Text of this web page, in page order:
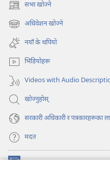
सभा खोज्ने
(ब्राउजरको
अर्को
ट्याबमा
नयाँ
पृष्ठ
खुल्नेछ)
अधिवेशन खोज्ने
(ब्राउजरको
अर्को
ट्याबमा
नयाँ
पृष्ठ
खुल्नेछ)
नयाँ के थपियो
भिडियोहरू
Videos with Audio
खोज्नुहोस्‌
सरकारी अधिकारी र पत्रकारहरूका
मदत